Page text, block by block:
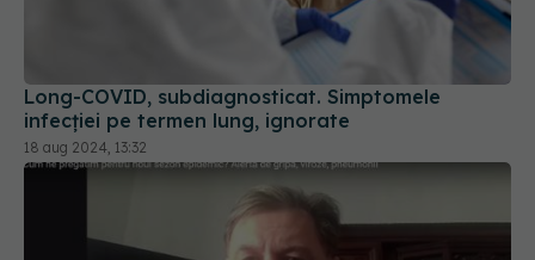
Long-COVID, subdiagnosticat. Simptomele
infecției pe termen lung, ignorate
18 aug 2024, 13:32